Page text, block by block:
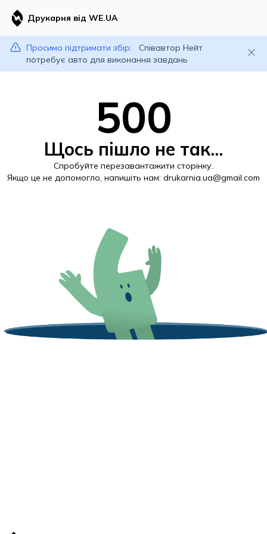
Друкарня від WE.UA
Просимо підтримати збір:
Співавтор Нейт
потребує авто для виконання завдань
500
Щось пішло не так...
Спробуйте перезавантажити сторінку.
Якщо це не допомогло, напишіть нам: drukarnia.ua@gmail.com